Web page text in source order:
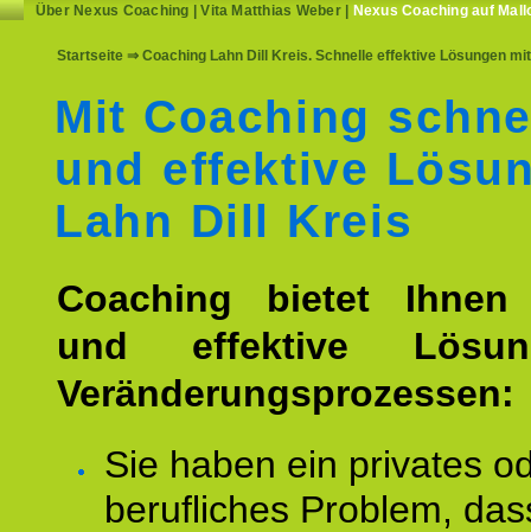
Über Nexus Coaching |Vita Matthias Weber| Nexus Coaching auf
Startseite ⇒ Coaching Lahn Dill Kreis. Schnelle effektive Lösungen
Mit Coaching
und effektive
Lahn Dill Kreis
Coaching bietet Ihnen
und effektive
Veränderungsprozessen:
Sie haben ein privates
berufliches Problem,